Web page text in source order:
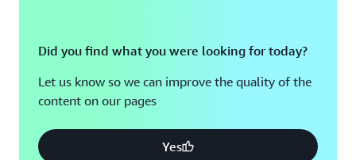
Did you find what you were looking for today?
Let us know so we can improve the quality of the
content on our pages
Yes